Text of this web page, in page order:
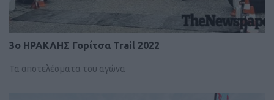
3ο ΗΡΑΚΛΗΣ Γορίτσα Trail 2022
Τα αποτελέσματα του αγώνα